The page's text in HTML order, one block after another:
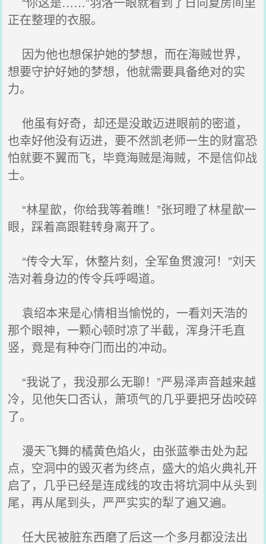
正在整理的衣服。
因为他也想保护她的梦想，而在海贼世界，
想要守护好她的梦想，他就需要具备绝对的实
力。
他虽有好奇，却还是没敢迈进眼前的密道，
也幸好他没有迈进，要不然凯老师一生的财富恐
怕就要不翼而飞，毕竟海贼是海贼，不是信仰战
士。
“林星歆，你给我等着瞧！”张珂瞪了林星歆一
眼，踩着高跟鞋转身离开了。
“传令大军，休整片刻，全军鱼贯渡河！”刘天
浩对着身边的传令兵呼喝道。
袁绍本来是心情相当愉悦的，一看刘天浩的
那个眼神，一颗心顿时凉了半截，浑身汗毛直
竖，竟是有种夺门而出的冲动。
“我说了，我没那么无聊！”严易泽声音越来越
冷，见他矢口否认，萧项气的几乎要把牙齿咬碎
了。
漫天飞舞的橘黄色焰火，由张蓝拳击处为起
点，空洞中的毁灭者为终点，盛大的焰火典礼开
启了，几乎已经是连成线的攻击将坑洞中从头到
尾，再从尾到头，严严实实的犁了遍又遍。
任大民被脏东西磨了后这一个多月都没法出